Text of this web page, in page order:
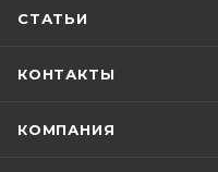
СТАТЬИ
КОНТАКТЫ
КОМПАНИЯ